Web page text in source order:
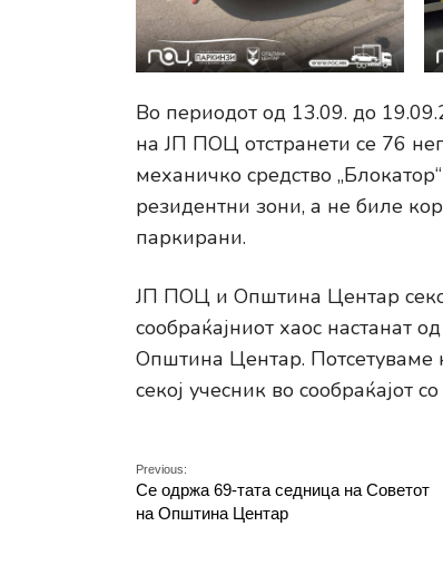
Во периодот од 13.09. до
на ЈП ПОЦ отстранети се 76
механичко средство
резидентни зони, а не биле
паркирани.
ЈП ПОЦ и Општина Центар
сообраќајниот хаос настанат
Општина Центар. Потсетуваме
секој учесник во сообраќајот
Previous:
Се одржа 69-тата седница на Советот
на Општина Центар